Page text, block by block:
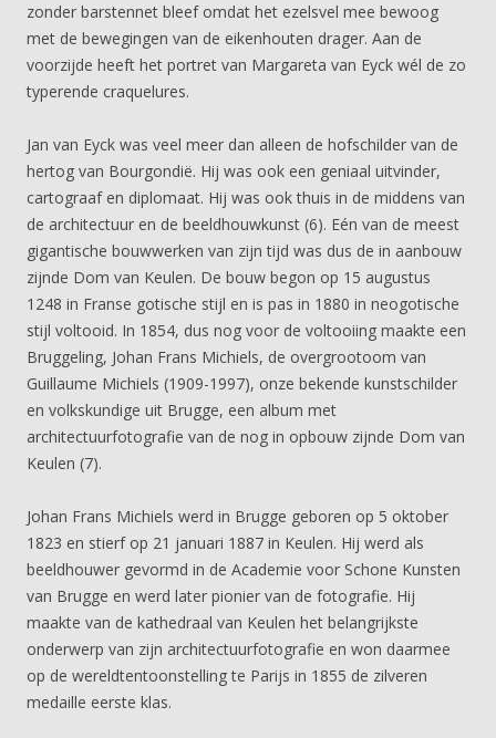
zonder barstennet bleef omdat het ezelsvel mee bewoog
met de bewegingen van de eikenhouten drager. Aan de
voorzijde heeft het portret van Margareta van Eyck wél de zo
typerende craquelures.
Jan van Eyck was veel meer dan alleen de hofschilder van de
hertog van Bourgondië. Hij was ook een geniaal uitvinder,
cartograaf en diplomaat. Hij was ook thuis in de middens van
de architectuur en de beeldhouwkunst (6). Eén van de meest
gigantische bouwwerken van zijn tijd was dus de in aanbouw
zijnde Dom van Keulen. De bouw begon op 15 augustus
1248 in Franse gotische stijl en is pas in 1880 in neogotische
stijl voltooid. In 1854, dus nog voor de voltooiing maakte een
Bruggeling, Johan Frans Michiels, de overgrootoom van
Guillaume Michiels (1909-1997), onze bekende kunstschilder
en volkskundige uit Brugge, een album met
architectuurfotografie van de nog in opbouw zijnde Dom van
Keulen (7).
Johan Frans Michiels werd in Brugge geboren op 5 oktober
1823 en stierf op 21 januari 1887 in Keulen. Hij werd als
beeldhouwer gevormd in de Academie voor Schone Kunsten
van Brugge en werd later pionier van de fotografie. Hij
maakte van de kathedraal van Keulen het belangrijkste
onderwerp van zijn architectuurfotografie en won daarmee
op de wereldtentoonstelling te Parijs in 1855 de zilveren
medaille eerste klas.